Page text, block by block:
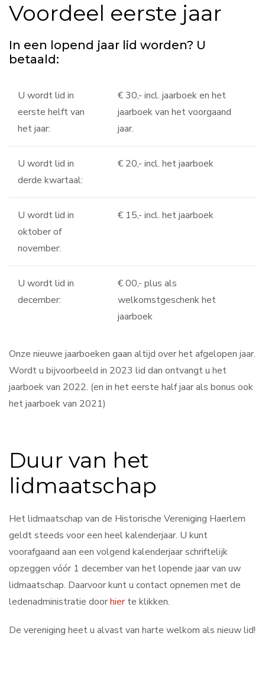
Voordeel eerste jaar
In een lopend jaar lid worden? U
betaald:
U wordt lid in
eerste helft van
het jaar:
€ 30,- incl. jaarboek en het
jaarboek van het voorgaand
jaar.
U wordt lid in
derde kwartaal:
€ 20,- incl. het jaarboek
U wordt lid in
oktober of
november:
€ 15,- incl. het jaarboek
U wordt lid in
december:
€ 00,- plus als
welkomstgeschenk het
jaarboek
Onze nieuwe jaarboeken gaan altijd over het afgelopen jaar.
Wordt u bijvoorbeeld in 2023 lid dan ontvangt u het
jaarboek van 2022. (en in het eerste half jaar als bonus ook
het jaarboek van 2021)
Duur van het
lidmaatschap
Het lidmaatschap van de Historische Vereniging Haerlem
geldt steeds voor een heel kalenderjaar. U kunt
voorafgaand aan een volgend kalenderjaar schriftelijk
opzeggen vóór 1 december van het lopende jaar van uw
lidmaatschap. Daarvoor kunt u contact opnemen met de
ledenadministratie doorhierte klikken.
De vereniging heet u alvast van harte welkom als nieuw lid!